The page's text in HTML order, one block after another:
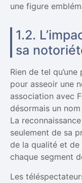
une figure
1.2.
sa
Rien de tel
pour asseoir une
association avec
désormais un
La
seulement de sa
de la qualité et de
chaque segment
Les